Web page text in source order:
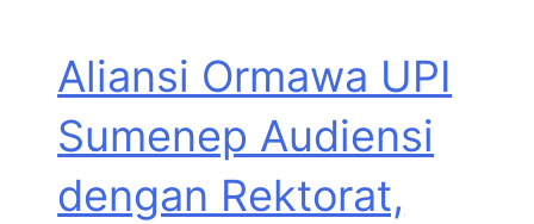
Aliansi Ormawa UPI
Sumenep Audiensi
dengan Rektorat,